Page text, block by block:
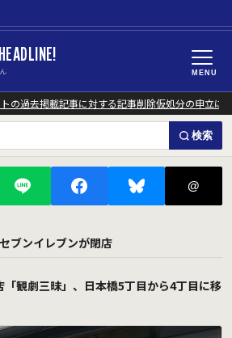
MENU
過去掲載記事に対する記事削除仮処分の申立につ
検索
@
ブンイレブンが閉店
観劇三昧」、日本橋5丁目から4丁目に移